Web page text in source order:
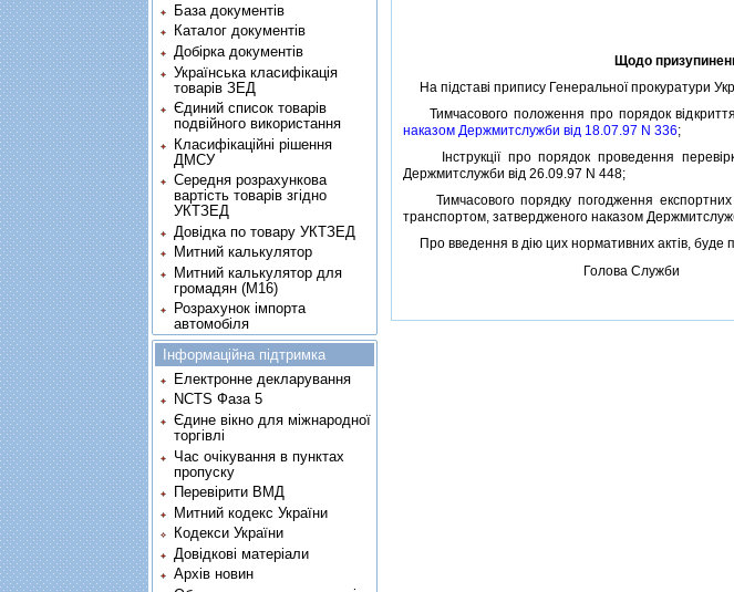
Щодо
На пiдставi припису Генеральної прокуратури
Тимчасового положення про порядок
наказом Держмитслужби вiд 18.07.97 N 336;
Iнструкцiї про порядок проведення
Держмитслужби вiд 26.09.97 N 448;
Тимчасового порядку погодження експортних
транспортом, затвердженого наказом
Про введення в дiю цих нормативних актiв, буде
Голова Служби
База документів
Каталог документів
Добірка документів
Українська класифікація
товарів ЗЕД
Єдиний список товарів
подвійного використання
Класифікаційні рішення
ДМСУ
Середня розрахункова
вартість товарів згідно
УКТЗЕД
Довідка по товару УКТЗЕД
Митний калькулятор
Митний калькулятор для
громадян (М16)
Розрахунок імпорта
автомобіля
Інформаційна підтримка
Електронне декларування
NCTS Фаза 5
Єдине вікно для міжнародної
торгівлі
Час очікування в пунктах
пропуску
Перевірити ВМД
Митний кодекс України
Кодекси України
Довідкові матеріали
Архів новин